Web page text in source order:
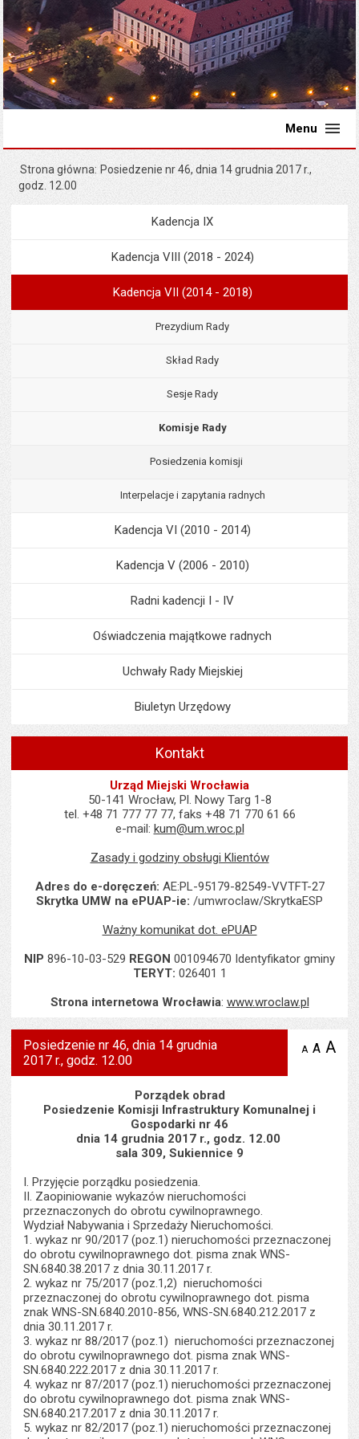
Menu
Strona główna Posiedzenie nr 46, dnia 14 grudnia 2017 r.,
godz. 12.00
Menu
Kadencja IX
Kadencja VIII (2018 - 2024)
Kadencja VII (2014 - 2018)
Prezydium Rady
Skład Rady
Sesje Rady
Komisje Rady
Posiedzenia komisji
Interpelacje i zapytania radnych
Kadencja VI (2010 - 2014)
Kadencja V (2006 - 2010)
Radni kadencji I - IV
Oświadczenia majątkowe radnych
Uchwały Rady Miejskiej
Biuletyn Urzędowy
Kontakt
Urząd Miejski Wrocławia
50-141 Wrocław, Pl. Nowy Targ 1-8
tel. +48 71 777 77 77, faks +48 71 770 61 66
e-mail: kum@um.wroc.pl
Zasady i godziny obsługi Klientów
Adres do e-doręczeń: AE:PL-95179-82549-VVTFT-27
Skrytka UMW na ePUAP-ie: /umwroclaw/SkrytkaESP
Ważny komunikat dot. ePUAP
NIP 896-10-03-529 REGON 001094670 Identyfikator gminy
TERYT: 026401 1
Strona internetowa Wrocławia: www.wroclaw.pl
Posiedzenie nr 46, dnia 14 grudnia
2017 r., godz. 12.00
A zmniejsz
A A
Porządek obrad
Posiedzenie Komisji Infrastruktury Komunalnej i
Gospodarki nr 46
dnia 14 grudnia 2017 r., godz. 12.00
sala 309, Sukiennice 9
I. Przyjęcie porządku posiedzenia.
II. Zaopiniowanie wykazów nieruchomości
przeznaczonych do obrotu cywilnoprawnego.
Wydział Nabywania i Sprzedaży Nieruchomości.
1. wykaz nr 90/2017 (poz.1) nieruchomości przeznaczonej
do obrotu cywilnoprawnego dot. pisma znak WNS-
SN.6840.38.2017 z dnia 30.11.2017 r.
2. wykaz nr 75/2017 (poz.1,2) nieruchomości
przeznaczonej do obrotu cywilnoprawnego dot. pisma
znak WNS-SN.6840.2010-856, WNS-SN.6840.212.2017 z
dnia 30.11.2017 r.
3. wykaz nr 88/2017 (poz.1) nieruchomości przeznaczonej
do obrotu cywilnoprawnego dot. pisma znak WNS-
SN.6840.222.2017 z dnia 30.11.2017 r.
4. wykaz nr 87/2017 (poz.1) nieruchomości przeznaczonej
do obrotu cywilnoprawnego dot. pisma znak WNS-
SN.6840.217.2017 z dnia 30.11.2017 r.
5. wykaz nr 82/2017 (poz.1) nieruchomości przeznaczonej